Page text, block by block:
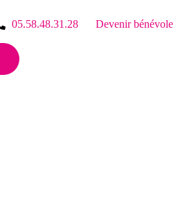
05.58.48.31.28 Devenir bénévole